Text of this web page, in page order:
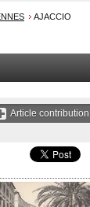
AJACCIO
Article contribution